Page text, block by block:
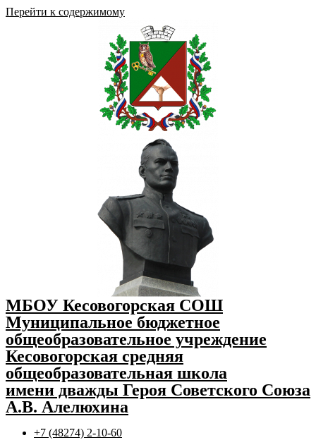
Перейти к содержимому
МБОУ Кесовогорская СОШ
Муниципальное бюджетное
общеобразовательное учреждение
Кесовогорская средняя
общеобразовательная школа
имени дважды Героя Советского Союза
А.В. Алелюхина
+7 (48274) 2-10-60